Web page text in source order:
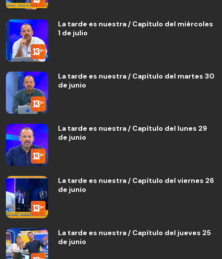
La tarde es nuestra / Capítulo del miércoles
1 de julio
La tarde es nuestra / Capítulo del martes 30
de junio
La tarde es nuestra / Capítulo del lunes 29
de junio
La tarde es nuestra / Capítulo del viernes 26
de junio
La tarde es nuestra / Capítulo del jueves 25
de junio